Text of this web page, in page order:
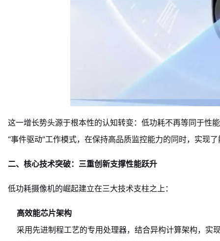
这一增长势头源于根本性的认知转变：低功耗不再等同于性
“事件驱动”工作模式，在保持高品质监控能力的同时，实现
二、核心技术突破：三重创新支撑性能跃升
低功耗摄像机的崛起建立在三大技术支柱之上：
高效能芯片架构
采用先进制程工艺的专用处理器，结合异构计算架构，实